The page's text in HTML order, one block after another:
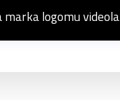
marka logomu